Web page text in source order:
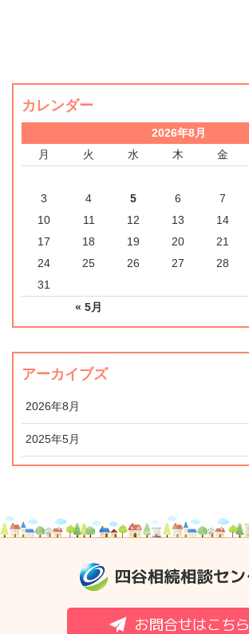
カレンダー
2026年8月
月
火 水 木 金
« 5月
3
4 5 6 7
10
11 12 13 14
17
18 19 20 21
24
25 26 27 28
31
アーカイブズ
2026年8月
2025年5月
お問合せはこちら